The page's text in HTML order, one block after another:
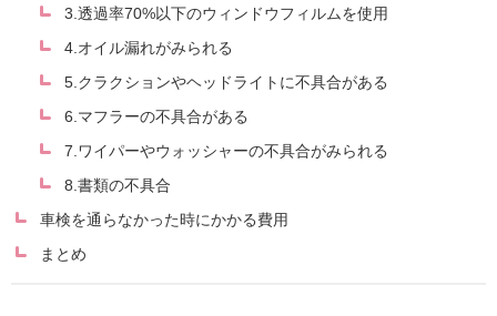
3.透過率70%以下のウィンドウフィルムを使用
4.オイル漏れがみられる
5.クラクションやヘッドライトに不具合がある
6.マフラーの不具合がある
7.ワイパーやウォッシャーの不具合がみられる
8.書類の不具合
車検を通らなかった時にかかる費用
まとめ